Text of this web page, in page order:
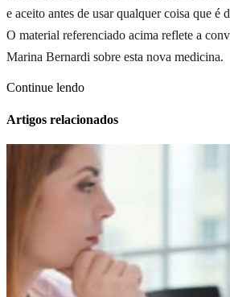
e aceito antes de usar qualquer coisa que é
O material referenciado acima reflete a
Marina Bernardi sobre esta nova medicina.
Continue lendo
Artigos relacionados